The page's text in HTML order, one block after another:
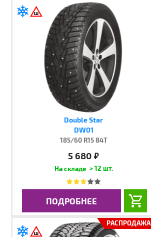
Double Star
DW01
185/60 R15 84T
5 680 руб.
> 12 шт.
ПОДРОБНЕЕ
РАСПРОДАЖА